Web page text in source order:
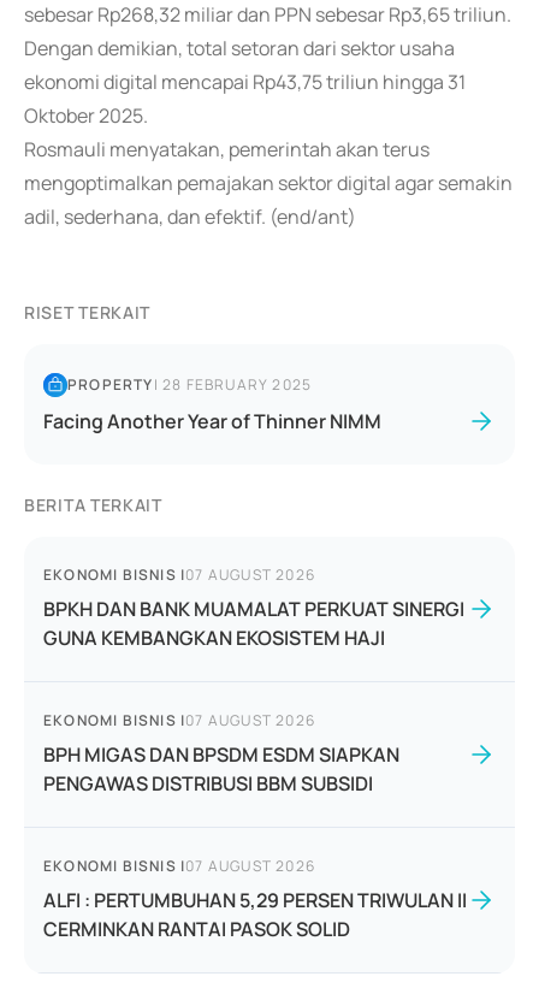
sebesar Rp268,32 miliar dan PPN sebesar Rp3,65 triliun.
Dengan demikian, total setoran dari sektor usaha
ekonomi digital mencapai Rp43,75 triliun hingga 31
Oktober 2025.
Rosmauli menyatakan, pemerintah akan terus
mengoptimalkan pemajakan sektor digital agar semakin
adil, sederhana, dan efektif. (end/ant)
RISET TERKAIT
PROPERTY|28 FEBRUARY 2025
Facing Another Year of Thinner NIMM
BERITA TERKAIT
EKONOMI BISNIS |07 AUGUST 2026
BPKH DAN BANK MUAMALAT PERKUAT SINERGI
GUNA KEMBANGKAN EKOSISTEM HAJI
EKONOMI BISNIS |07 AUGUST 2026
BPH MIGAS DAN BPSDM ESDM SIAPKAN
PENGAWAS DISTRIBUSI BBM SUBSIDI
EKONOMI BISNIS |07 AUGUST 2026
ALFI : PERTUMBUHAN 5,29 PERSEN TRIWULAN II
CERMINKAN RANTAI PASOK SOLID